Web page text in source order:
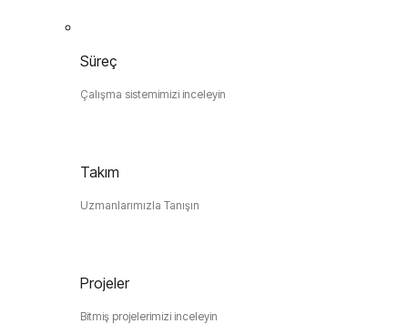
Süreç
Çalışma sistemimizi inceleyin
Takım
Uzmanlarımızla Tanışın
Projeler
Bitmiş projelerimizi inceleyin